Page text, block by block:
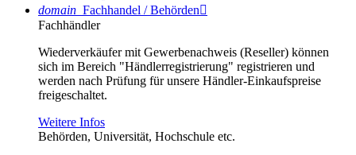
domain Fachhandel / Behörden
Fachhändler
Wiederverkäufer mit Gewerbenachweis (Reseller) können
sich im Bereich "Händlerregistrierung" registrieren und
werden nach Prüfung für unsere Händler-Einkaufspreise
freigeschaltet.
Weitere Infos
Behörden, Universität, Hochschule etc.